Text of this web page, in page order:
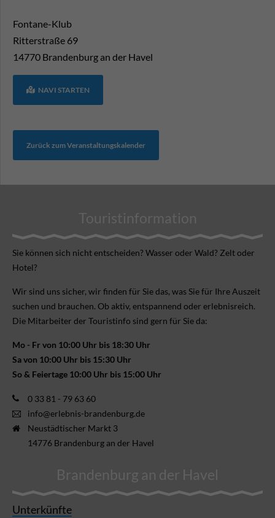
Fontane-Klub
Ritterstraße 69
14770 Brandenburg an der Havel
NAVI STARTEN
Zurück zum Veranstaltungskalender
Touristinformation
Sie können sich nicht ent­scheiden? Wasser oder Wald? Zelt oder
Hotel?
Wir sind uns sicher, wir finden für Sie das, was Sie für Ihre Aus­zeit
suchen und brauchen. Ob aktiv, ent­spannend oder erlebnis­reich.
Die Mitarbeiter der Touristinfo sind gern für Sie da:
Mo - Fr von 10:00 Uhr bis 18:30 Uhr
Sa von 10:00 Uhr bis 15:30 Uhr
So & Feiertage 10:00 Uhr bis 15:00 Uhr
0 33 81 - 79 63 60
info@erlebnis-brandenburg.de
Neustädtischer Markt 3
14776 Brandenburg an der Havel
Brandenburg an der Havel
Unterkünfte